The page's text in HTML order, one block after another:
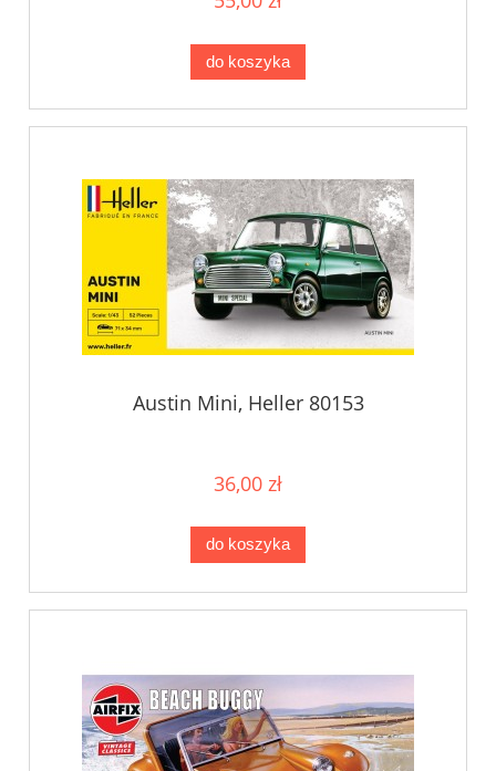
do koszyka
Austin Mini, Heller 80153
36,00 zł
do koszyka